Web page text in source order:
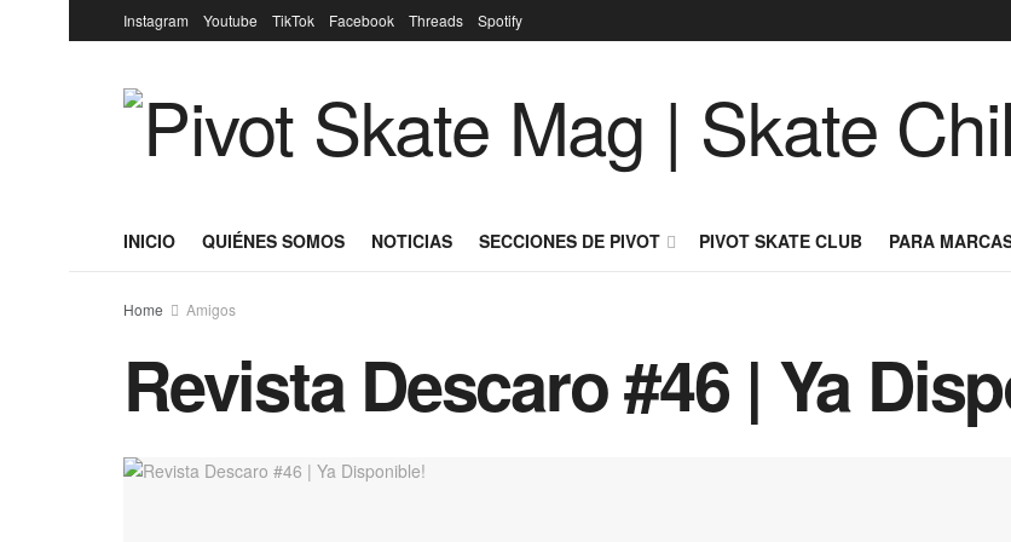
Instagram Youtube TikTok Facebook Threads Spotify
INICIO QUIÉNES SOMOS NOTICIAS SECCIONES DE PIVOT PIVOT SKATE CLUB PARA
Home Amigos
Revista Descaro #46 | Ya